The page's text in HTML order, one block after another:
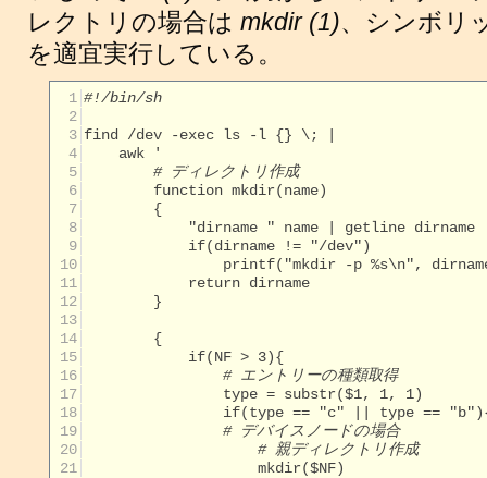
レクトリの場合は mkdir (1)、シンボリ
を適宜実行している。
  1
#!/bin/sh
  2
  3
  4
  5
# ディレクトリ作成
  6
  7
        {
  8
            "dirname " name | getline dirname
  9
10
11
            return dirname
12
13
14
        {
15
            if(NF > 3){
16
# エントリーの種類取得
17
18
19
# デバイスノードの場合
20
# 親ディレクトリ作成
21